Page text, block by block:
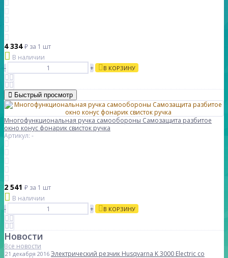
4 334₽ за 1 шт
В наличии
-
+ В КОРЗИНУ
Быстрый просмотр
Многофункциональная ручка самообороны Самозащита разбитое
окно конус фонарик свисток ручка
Артикул: -
2 541 ₽ за 1 шт
В наличии
-
+ В КОРЗИНУ
Новости
Все новости
21 декабря 2016 Электрический резчик Husqvarna K 3000 Electric со